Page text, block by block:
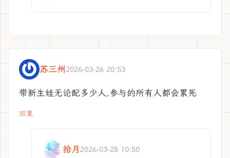
苏三州 2026-03-26 20:53
带新生娃无论配多少人,参与的所有人都会累死
回复
拾月 2026-03-28 10:50